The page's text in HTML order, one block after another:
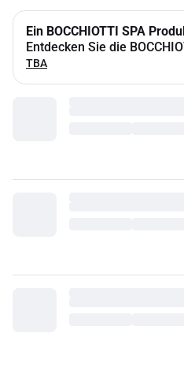
Ein BOCCHIOTTI SPA
Entdecken Sie die
TBA